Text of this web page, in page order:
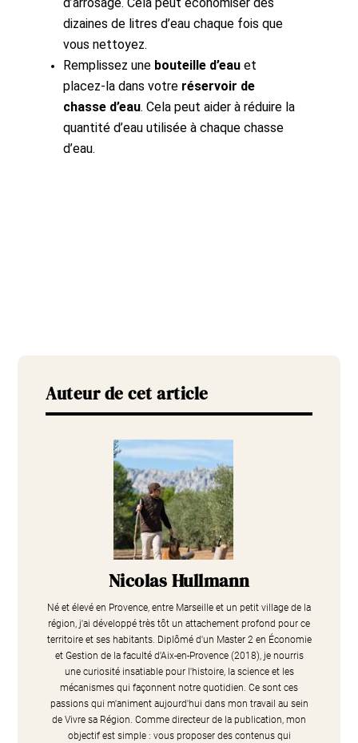
d’arrosage. Cela peut économiser des
dizaines de litres d’eau chaque fois que
vous nettoyez.
Remplissez une bouteille d’eauet
placez-la dans votre réservoir de
chasse d’eau. Cela peut aider à réduire la
quantité d’eau utilisée à chaque chasse
d’eau.
Auteur de cet article
Nicolas Hullmann
Né et élevé en Provence, entre Marseille et un petit village de la
région, j'ai développé très tôt un attachement profond pour ce
territoire et ses habitants. Diplômé d'un Master 2 en Économie
et Gestion de la faculté d'Aix-en-Provence (2018), je nourris
une curiosité insatiable pour l'histoire, la science et les
mécanismes qui façonnent notre quotidien. Ce sont ces
passions qui m'animent aujourd'hui dans mon travail au sein
de Vivre sa Région. Comme directeur de la publication, mon
objectif est simple : vous proposer des contenus qui